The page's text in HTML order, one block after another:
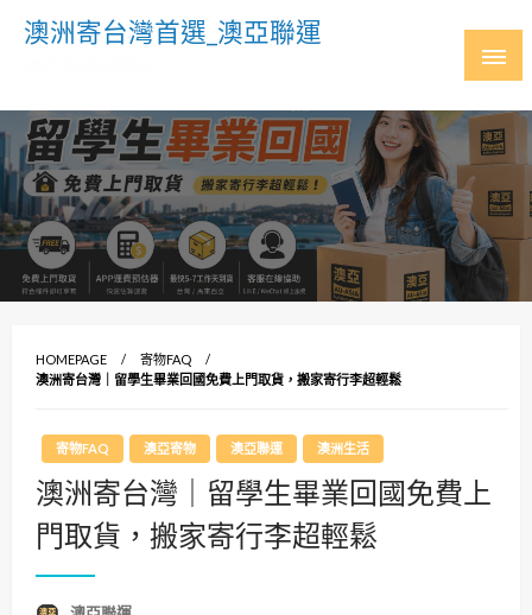
澳洲寄台灣首選_澳亞聯運
HOMEPAGE
寄物FAQ
澳洲寄台灣｜留學生畢業回國免費上門取貨，搬家寄行李超輕鬆
寄物FAQ 澳亞寄物 澳亞聯運 澳洲生活
澳洲寄台灣｜留學生畢業回國免費上
門取貨，搬家寄行李超輕鬆